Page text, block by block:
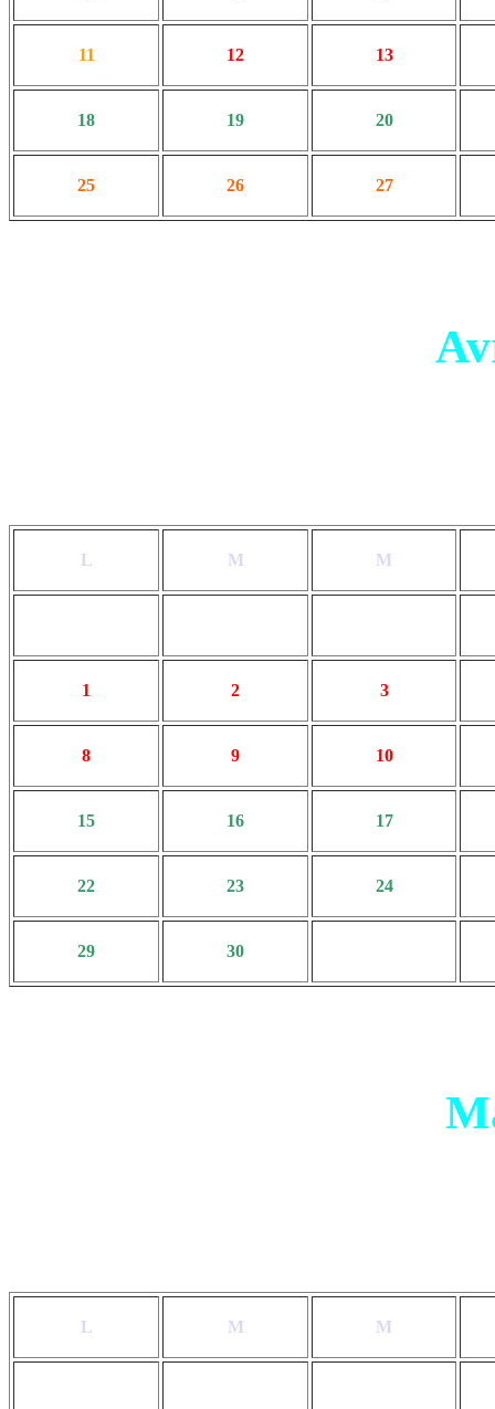
11 12 13
18 19 20
25 26 27
L M M
1 2 3
8 9 10
15 16 17
22 23 24
29 30
L M M